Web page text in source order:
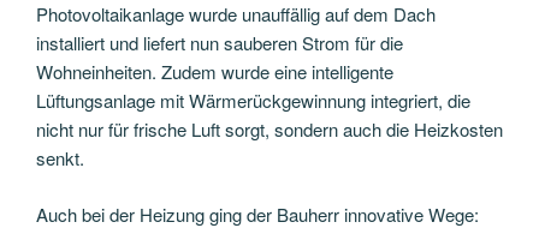
Photovoltaikanlage wurde unauffällig auf dem Dach
installiert und liefert nun sauberen Strom für die
Wohneinheiten. Zudem wurde eine intelligente
Lüftungsanlage mit Wärmerückgewinnung integriert, die
nicht nur für frische Luft sorgt, sondern auch die Heizkosten
senkt.
Auch bei der Heizung ging der Bauherr innovative Wege: